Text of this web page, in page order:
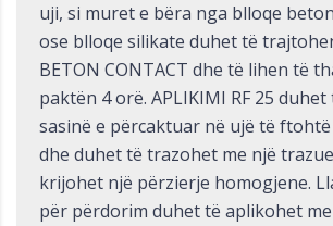
uji, si muret e bëra nga blloqe
ose blloqe silikate duhet të
BETON CONTACT dhe të lihen të
paktën 4 orë. APLIKIMI RF 25
sasinë e përcaktuar në ujë të
dhe duhet të trazohet me një
krijohet një përzierje homogjene.
për përdorim duhet të aplikohet